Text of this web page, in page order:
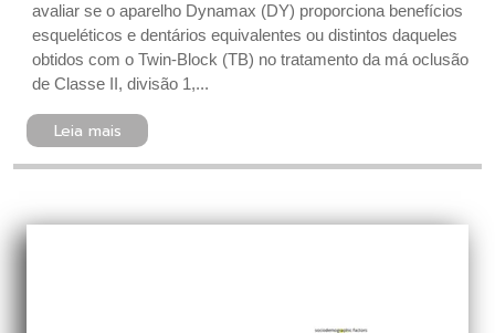
avaliar se o aparelho Dynamax (DY) proporciona benefícios
esqueléticos e dentários equivalentes ou distintos daqueles
obtidos com o Twin-Block (TB) no tratamento da má oclusão
de Classe II, divisão 1,...
Leia mais